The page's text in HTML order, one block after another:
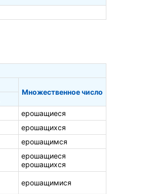
Множественное число
ерошащиеся
ерошащихся
ерошащимся
ерошащиеся
ерошащихся
ерошащимися